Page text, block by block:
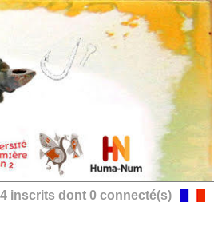
inscrits dont 0 connecté(s)